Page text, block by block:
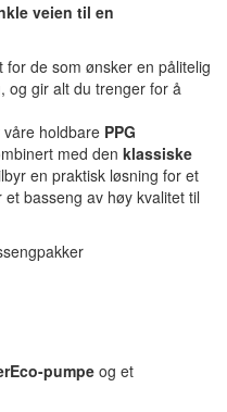
veien til en
de som ønsker en pålitelig
og gir alt du trenger for å
holdbare PPG
med den klassiske
en praktisk løsning for et
basseng av høy kvalitet til
pumpe og et